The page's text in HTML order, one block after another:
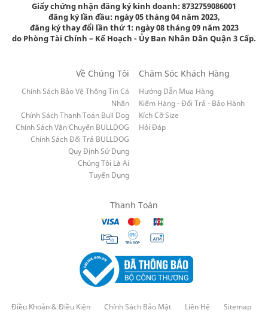
Giấy chứng nhận đăng ký kinh doanh: 8732759086001
đăng ký lần đầu: ngày 05 tháng 04 năm 2023,
đăng ký thay đổi lần thứ 1: ngày 08 tháng 09 năm 2023
do Phòng Tài Chính – Kế Hoạch - Ủy Ban Nhân Dân Quận 3 Cấp.
Về Chúng Tôi
Chính Sách Bảo Vệ Thông Tin Cá
Nhân
Chính Sách Thanh Toán Bull Dog
Chính Sách Vận Chuyển BULLDOG
Chính Sách Đổi Trả BULLDOG
Quy Định Sử Dụng
Chúng Tôi Là Ai
Tuyển Dụng
Chăm Sóc Khách Hàng
Hướng Dẫn Mua Hàng
Kiểm Hàng - Đổi Trả - Bảo Hành
Kích Cỡ Size
Hỏi Đáp
Thanh Toán
Điều Khoản & Điều Kiện Chính Sách Bảo Mật Liên Hệ
Sitemap